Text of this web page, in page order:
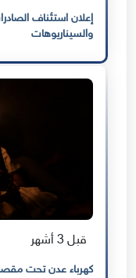
إعلان استئناف
والسيناريوهات
قبل 3 أشهر